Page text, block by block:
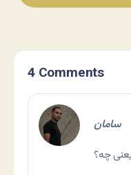
4 Comments
سامان
چه؟